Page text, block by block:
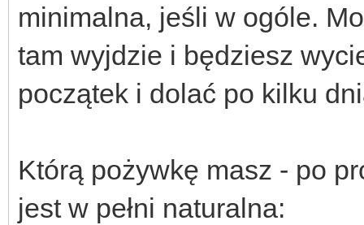
minimalna, jeśli w ogóle.
tam wyjdzie i będziesz
początek i dolać po kilku
Którą pożywkę masz - po
jest w pełni naturalna: